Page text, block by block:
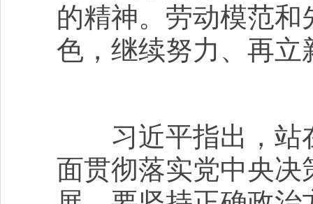
的精神。劳动模范
色，继续努力、再立
习近平指出，站
面贯彻落实党中央